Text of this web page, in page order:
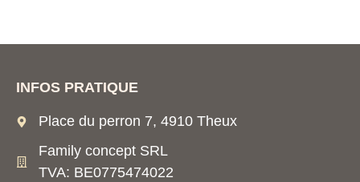
INFOS PRATIQUE
Place du perron 7, 4910 Theux
Family concept SRL
TVA: BE0775474022